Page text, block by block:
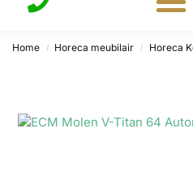
Home / Horeca meubilair / Horeca